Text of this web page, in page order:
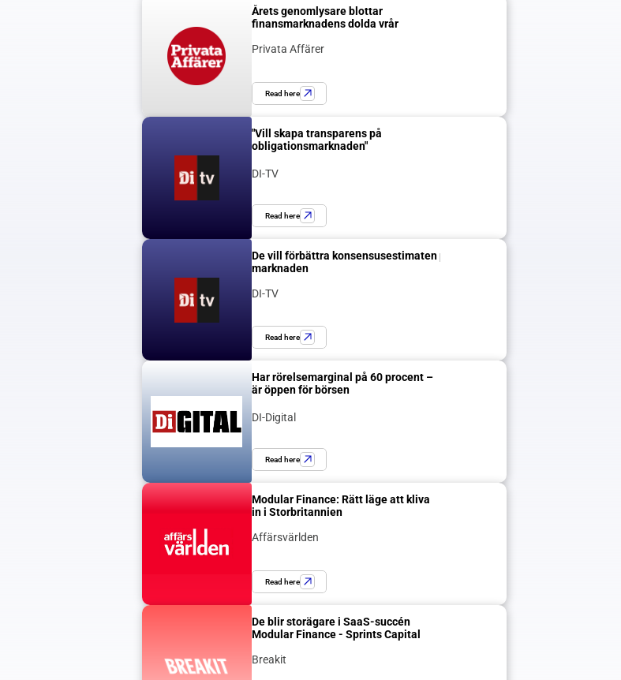
Årets genomlysare blottar
finansmarknadens dolda vrår
Privata Affärer
Read here
"Vill skapa transparens på
obligationsmarknaden"
DI-TV
Read here
De vill förbättra konsensusestimaten på
marknaden
DI-TV
Read here
Har rörelsemarginal på 60 procent –
är öppen för börsen
DI-Digital
Read here
Modular Finance: Rätt läge att kliva
in i Storbritannien
Affärsvärlden
Read here
De blir storägare i SaaS-succén
Modular Finance - Sprints Capital
Breakit